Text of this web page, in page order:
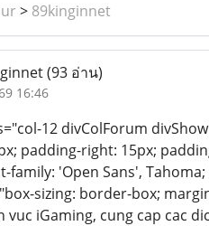
> 89kinginnet
(93 อ่าน)
16:46
12 divColForum
padding-right: 15px;
family: 'Open Sans',
sizing: border-box;
vuc iGaming, cung cap cac